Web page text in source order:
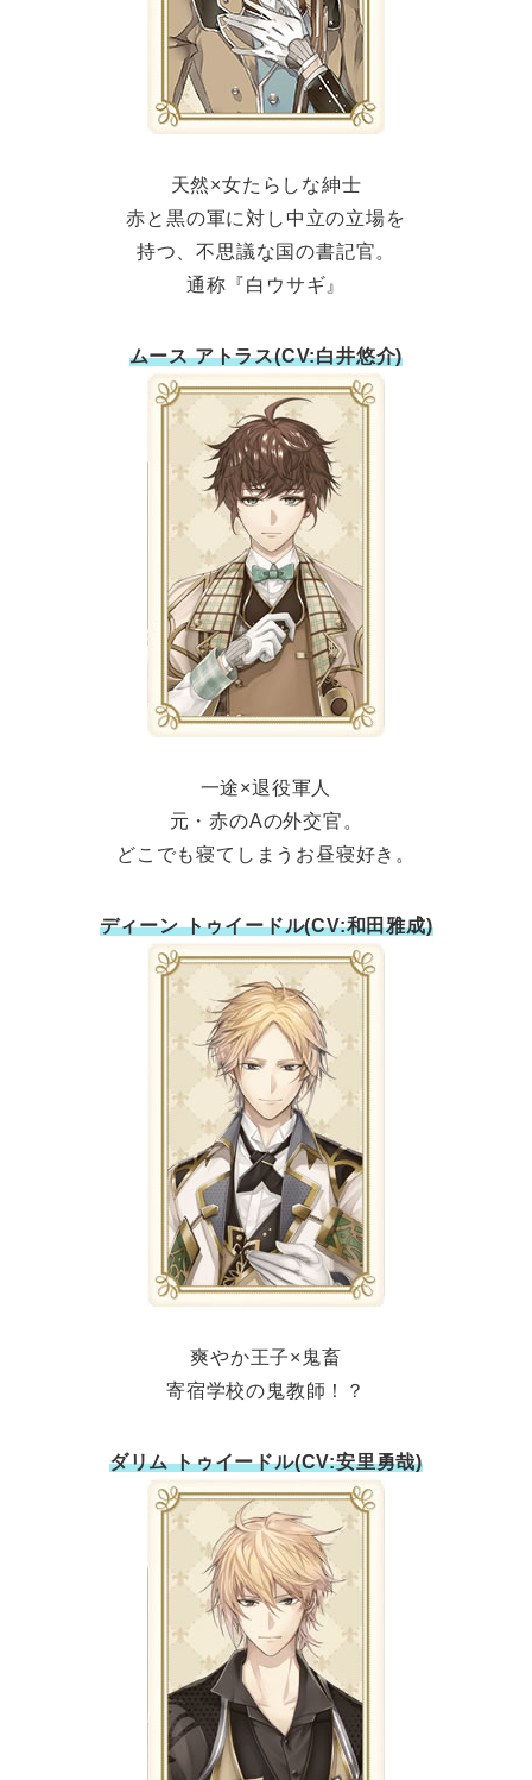
天然×女たらしな紳士
赤と黒の軍に対し中立の立場を
持つ、不思議な国の書記官。
通称『白ウサギ』
ムース アトラス(CV:白井悠介)
一途×退役軍人
元・赤のAの外交官。
どこでも寝てしまうお昼寝好き。
ディーン トゥイードル(CV:和田雅成)
爽やか王子×鬼畜
寄宿学校の鬼教師！？
ダリム トゥイードル(CV:安里勇哉)